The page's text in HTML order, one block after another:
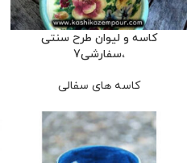
کاسه و لیوان طرح سنتی
،سفارشی7
کاسه های سفالی